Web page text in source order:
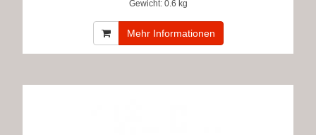
Gewicht: 0.6 kg
Mehr Informationen